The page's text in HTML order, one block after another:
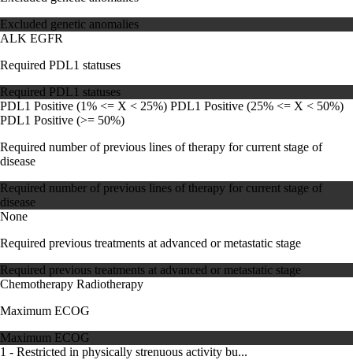
Excluded genetic anomalies
ALK EGFR
Required PDL1 statuses
Required PDL1 statuses
PDL1 Positive (1% <= X < 25%) PDL1 Positive (25% <= X < 50%)
PDL1 Positive (>= 50%)
Required number of previous lines of therapy for current stage of
disease
Required number of previous lines of therapy for current stage of
disease
None
Required previous treatments at advanced or metastatic stage
Required previous treatments at advanced or metastatic stage
Chemotherapy Radiotherapy
Maximum ECOG
Maximum ECOG
1 - Restricted in physically strenuous activity bu...